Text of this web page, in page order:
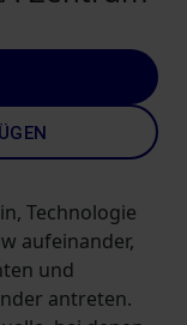
Technologie
aufeinander,
und
antreten.